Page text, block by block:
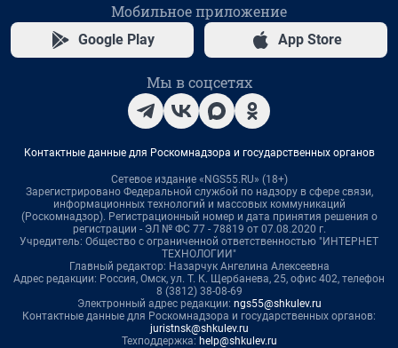
Мобильное приложение
Google Play App Store
Мы в соцсетях
Контактные данные для Роскомнадзора и государственных органов
Сетевое издание «NGS55.RU» (18+)
Зарегистрировано Федеральной службой по надзору в сфере связи,
информационных технологий и массовых коммуникаций
(Роскомнадзор). Регистрационный номер и дата принятия решения о
регистрации - ЭЛ № ФС 77 - 78819 от 07.08.2020 г.
Учредитель: Общество с ограниченной ответственностью "ИНТЕРНЕТ
ТЕХНОЛОГИИ"
Главный редактор: Назарчук Ангелина Алексеевна
Адрес редакции: Россия, Омск, ул. Т. К. Щербанева, 25, офис 402, телефон
8 (3812) 38-08-69
Электронный адрес редакции: ngs55@shkulev.ru
Контактные данные для Роскомнадзора и государственных органов:
juristnsk@shkulev.ru
Техподдержка: help@shkulev.ru